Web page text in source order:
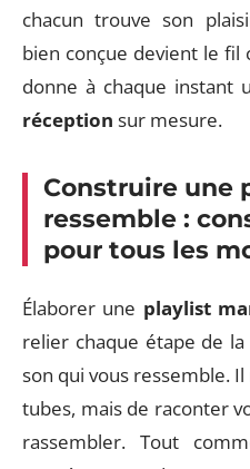
chacun trouve son
bien conçue devient le
donne à chaque instant
réception sur mesure.
Construire une
ressemble :
pour tous les
Élaborer une playlist
relier chaque étape de
son qui vous ressemble. Il
tubes, mais de raconter
rassembler. Tout